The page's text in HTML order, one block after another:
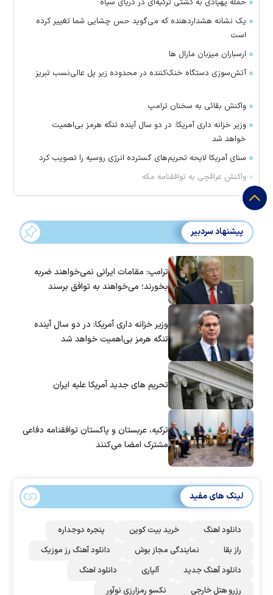
یک نشانه هشداردهنده که می‌گوید حس چشایی شما تغییر کرده
است
ارسباران میزبان مارال ها
آتش‌سوزی دستگاه خنک‌کننده در محدوده زیر پل عالی‌نسب تبریز
واکنش بقائی به سخنان ترامپ
وزیر خزانه داری آمریکا: در دو سال آینده تنگه هرمز بی‌اهمیت
خواهد شد
سنای آمریکا لایحه تحریم‌های گسترده انرژی روسیه را تصویب کرد
واکنش عراقچی به توافقنامه مکه
پیشنهاد سردبیر
ترامپ: مقامات ایرانی نمی‌خواهند ضربه
بخورند؛ می‌خواهند به توافق برسند
وزیر خزانه داری آمریکا: در دو سال آینده
تنگه هرمز بی‌اهمیت خواهد شد
تحریم های جدید آمریکا علیه ایران
ترکیه، عربستان و پاکستان توافقنامه دفاعی
مشترک امضا می‌کنند
لینک های مفید
دانلود اهنگ خرید بیت کوین
پنجره دوجداره
راز بقا
نمایندگی مجاز بوش
دانلود آهنگ رز‌ موزیک
دانلود آهنگ جدید
آلپاری
دانلود اهنگ
رزرو هتل خارجی
نکسو رمزارزی نوآور